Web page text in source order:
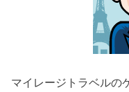
マイレージトラベルの